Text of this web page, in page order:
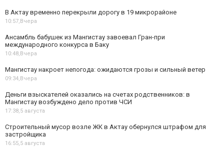
В Актау временно перекрыли дорогу в 19 микрорайоне
10:57,Вчера
Ансамбль бабушек из Мангистау завоевал Гран-при
международного конкурса в Баку
10:48,Вчера
Мангистау накроет непогода: ожидаются грозы и сильный ветер
09:34,Вчера
Деньги взыскателей оказались на счетах родственников: в
Мангистау возбуждено дело против ЧСИ
17:38,5 августа
Строительный мусор возле ЖК в Актау обернулся штрафом для
застройщика
16:55,5 августа